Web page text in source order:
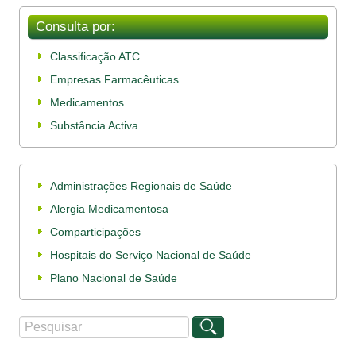
Consulta por:
Classificação ATC
Empresas Farmacêuticas
Medicamentos
Substância Activa
Administrações Regionais de Saúde
Alergia Medicamentosa
Comparticipações
Hospitais do Serviço Nacional de Saúde
Plano Nacional de Saúde
Formulário de procura
Procurar